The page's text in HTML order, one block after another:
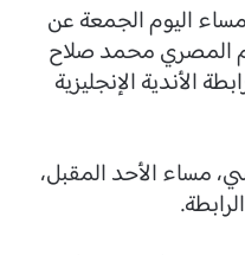
اليوم الجمعة عن
المصري محمد صلاح
الأندية الإنجليزية
مساء الأحد المقبل،